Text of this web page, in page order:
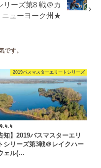
リーズ第8 戦＠カ
ニューヨーク州★
です。
2019バスマスターエリートシリーズ
知】2019バスマスターエリ
シリーズ第3戦＠レイクハー
ェル(…